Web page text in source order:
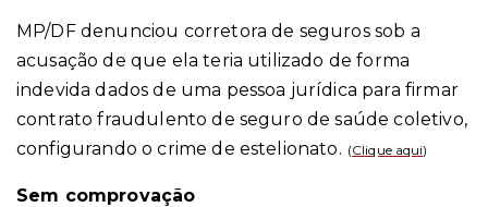
MP/DF denunciou corretora de seguros sob a
acusação de que ela teria utilizado de forma
indevida dados de uma pessoa jurídica para firmar
contrato fraudulento de seguro de saúde coletivo,
configurando o crime de estelionato. (Clique aqui)
Sem comprovação